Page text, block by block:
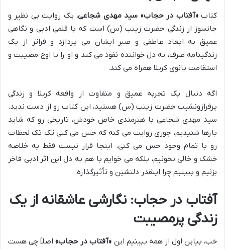
کتاب«آفتاب در حجاب» سید مهدی شجاعی، یک روایت بی نظیر و
جانسوز از زندگی حضرت زینب (س) است که با قلمی ادبی و نگاهی
عمیق به ابعاد عاطفی و صبر ایشان می پردازد و فراتر از یک
زندگینامه صرف، به دل خواننده نفوذ می کند و او را با اوج مصیبت و
استقامت بانوی کربلا همراه می کند.
اگه دنبال یک تجربه عمیق و متفاوت از واقعه کربلا و زندگی
پرفرازونشیب حضرت زینب (س) هستید، این کتاب رو از دست ندید.
سید مهدی شجاعی با هنرمندی خاص خودش، تاریخی رو که شاید
بارها شنیدیم، جوری روایت می کنه که حس می کنی تک تک لحظات
رو با تمام وجود حس می کنی. اینجا قرار نیست فقط یه خلاصه
خشک و خالی بخونیم، بلکه می خوایم با هم به دل این اثر ادبی فاخر
بزنیم و ببینیم چرا اینقدر دلنشین و تأثیرگذاره.
آفتاب در حجاب: نگارشی عاشقانه از یک
زندگی پرمصیبت
خب، بیاین اول از همه ببینیم این «آفتاب در حجاب»اصلاً چی هست